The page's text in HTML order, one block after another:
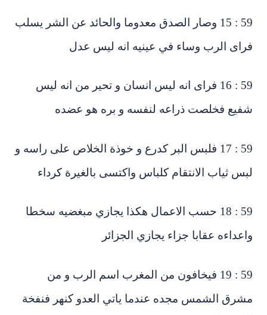
59 : 15 وصار الصدق معدوما والحائد عن الشر يسلب
الرب وساء في عينيه انه ليس عدل
59 : 16 فراى انه ليس انسان و تحير من انه ليس
فخلصت ذراعه لنفسه و بره هو عضده
59 : 17 فلبس البر كدرع و خوذة الخلاص على راسه و
ثياب الانتقام كلباس واكتسى بالغيرة كرداء
59 : 18 حسب الاعمال هكذا يجازي مبغضيه سخطا
عقابا جزاء يجازي الجزائر
59 : 19 فيخافون من المغرب اسم الرب و من
الشمس مجده عندما ياتي العدو كنهر فنفخة